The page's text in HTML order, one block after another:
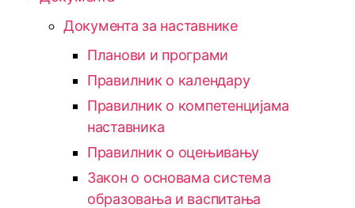
Документа за наставнике
Планови и програми
Правилник о календару
Правилник о компетенцијама
наставника
Правилник о оцењивању
Закон о основама система
образовања и васпитања